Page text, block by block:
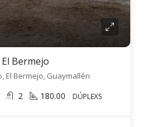
Bermejo
El Bermejo, Guaymallén
2 180.00 DÚPLEXS